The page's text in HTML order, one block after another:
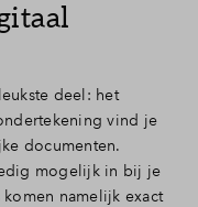
deel: het
vind je
documenten.
mogelijk in bij je
namelijk exact